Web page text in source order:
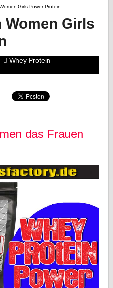
Girls Power Protein
Women Girls
Whey Protein
das Frauen